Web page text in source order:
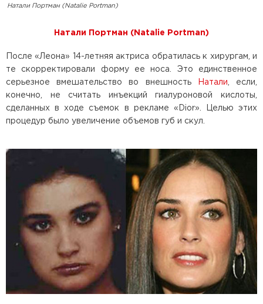
Натали Портман (Natalie Portman)
Натали Портман (Natalie Portman)
После «Леона» 14-летняя актриса обратилась к хирургам, и
те скорректировали форму ее носа. Это единственное
серьезное вмешательство во внешность
Натали , если,
конечно, не считать инъекций гиалуроновой кислоты,
сделанных в ходе съемок в рекламе «Dior». Целью этих
процедур было увеличение объемов губ и скул.